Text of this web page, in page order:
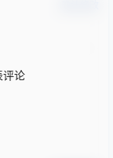
评论